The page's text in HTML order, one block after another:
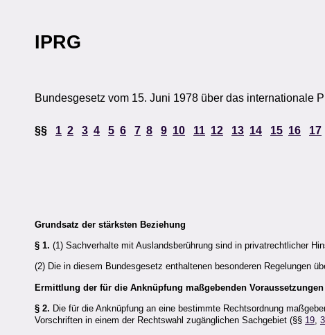
IPRG
Bundesgesetz vom 15. Juni 1978 über das internationale
§§ 1 2 3 4 5 6 7 8 9 10 11 12 13 14 15 16 17
Grundsatz der stärksten Beziehung
§ 1. (1) Sachverhalte mit Auslandsberührung sind in privatrechtlicher
(2) Die in diesem Bundesgesetz enthaltenen besonderen Regelungen
Ermittlung der für die Anknüpfung maßgebenden Voraussetzungen
§ 2. Die für die Anknüpfung an eine bestimmte Rechtsordnung
Vorschriften in einem der Rechtswahl zugänglichen Sachgebiet (§§ 19